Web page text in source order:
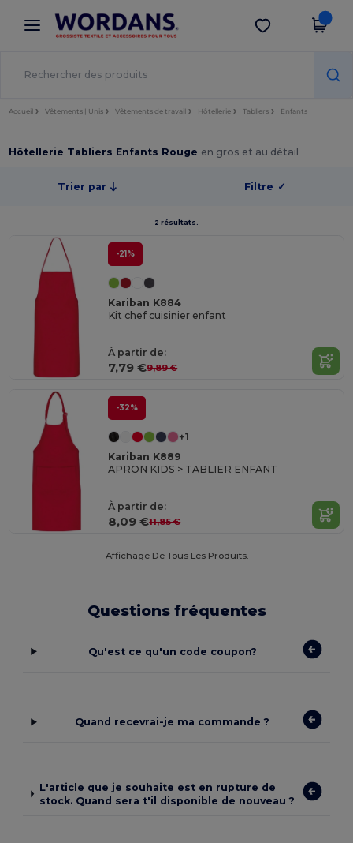
× Appli Wordans
Meilleurs prix sur l’app !
Obtenir l'appli
Accueil Vêtements | Unis Vêtements de travail Hôtellerie Tabliers Enfants
Hôtellerie Tabliers Enfants Rouge en gros et au détail
Trier par Filtre ✓
2 résultats.
-21%
Kariban K884
Kit chef cuisinier enfant
À partir de:
7,79 €9,89 €
-32%
+1
Kariban K889
APRON KIDS > TABLIER ENFANT
À partir de:
8,09 €11,85 €
Affichage De Tous Les Produits.
Questions fréquentes
Qu'est ce qu'un code coupon?
Quand recevrai-je ma commande ?
L'article que je souhaite est en rupture de
stock. Quand sera t'il disponible de nouveau ?